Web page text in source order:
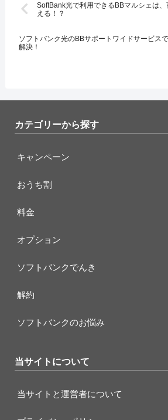
SoftBank光で利用できるBBマルシェは
える！？
ソフトバンク光のBBサポートワイドサービス
解決！
カテゴリーから探す
キャンペーン
おうち割
料金
オプション
ソフトバンクでんき
解約
ソフトバンクのお悩み
当サイトについて
当サイトと運営者について